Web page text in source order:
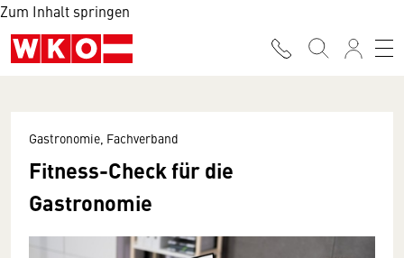
Zum Inhalt springen
Gastronomie, Fachverband
Fitness-Check für die
Gastronomie